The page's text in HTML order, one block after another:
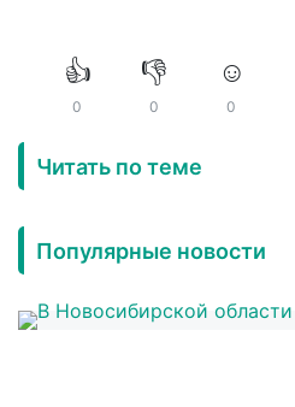
👍
0
👎
0
☺️
0
Читать по теме
Популярные новости